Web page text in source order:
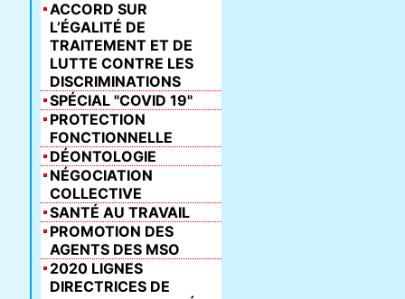
ACCORD SUR
L’ÉGALITÉ DE
TRAITEMENT ET DE
LUTTE CONTRE LES
DISCRIMINATIONS
SPÉCIAL "COVID 19"
PROTECTION
FONCTIONNELLE
DÉONTOLOGIE
NÉGOCIATION
COLLECTIVE
SANTÉ AU TRAVAIL
PROMOTION DES
AGENTS DES MSO
2020 LIGNES
DIRECTRICES DE